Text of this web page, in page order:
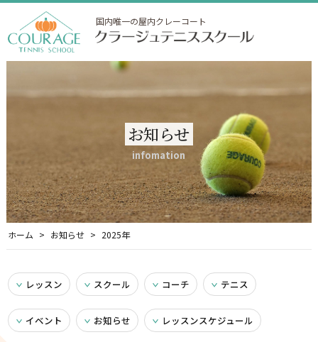
国内唯一の屋内クレーコート
お知らせ
infomation
ホーム お知らせ 2025年
レッスン スクール コーチ テニス
イベント お知らせ レッスンスケジュール